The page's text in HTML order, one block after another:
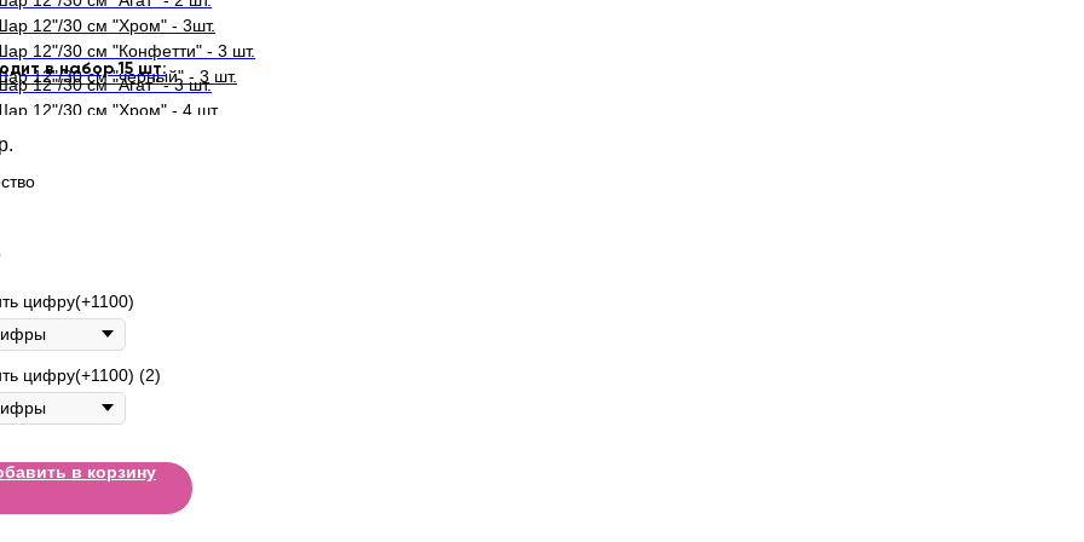
12"/30 см "Хром" - 3шт.
12"/30 см "Конфетти" - 3 шт.
12"/30 см "черный" - 3 шт.
в набор 15 шт:
12"/30 см "Агат" - 3 шт.
12"/30 см "Хром" - 4 шт.
Шар 12"/30 см "Конфетти" - 4 шт.
Шар 12"/30 см "черный" - 4 шт.
р.
цифру(+1100)
цифру(+1100) (2)
в корзину